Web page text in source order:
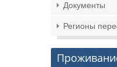
Документы
Регионы